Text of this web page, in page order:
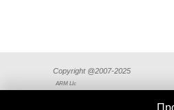
Copyright @2007-2025
ARM Llc